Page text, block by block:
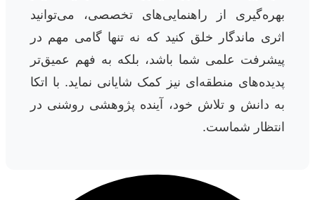
بهره‌گیری از راهنمایی‌های تخصصی، می‌توانید
اثری ماندگار خلق کنید که نه تنها گامی مهم در
پیشرفت علمی شما باشد، بلکه به فهم عمیق‌تر
پدیده‌های منطقه‌ای نیز کمک شایانی نماید. با اتکا
به دانش و تلاش خود، آینده پژوهشی روشنی در
انتظار شماست.